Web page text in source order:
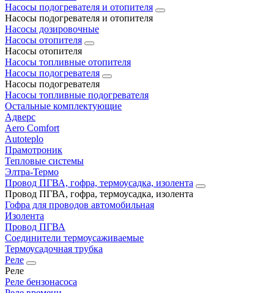
Насосы подогревателя и отопителя
Насосы подогревателя и отопителя
Насосы дозировочные
Насосы отопителя
Насосы отопителя
Насосы топливные отопителя
Насосы подогревателя
Насосы подогревателя
Насосы топливные подогревателя
Остальные комплектующие
Адверс
Aero Comfort
Autoteplo
Прамотроник
Тепловые системы
Элтра-Термо
Провод ПГВА, гофра, термоусадка, изолента
Провод ПГВА, гофра, термоусадка, изолента
Гофра для проводов автомобильная
Изолента
Провод ПГВА
Соединители термоусаживаемые
Термоусадочная трубка
Реле
Реле
Реле бензонасоса